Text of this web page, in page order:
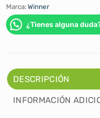
Marca:Winner
¿Tienes alguna
DESCRIPCIÓN
INFORMACIÓN